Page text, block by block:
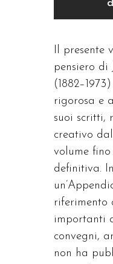
Il presente
pensiero di
rigorosa e
suoi scritti,
creativo
volume fino
definitiva.
riferimento
importanti
convegni,
non ha